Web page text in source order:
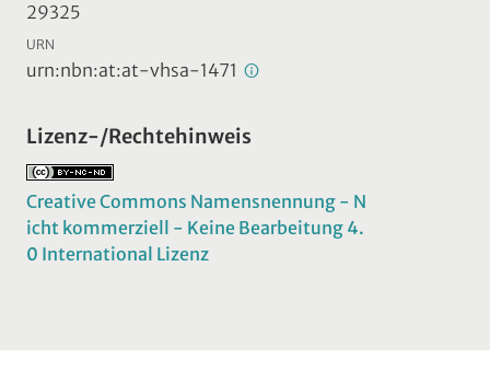
29325
URN
urn:nbn:at:at-vhsa-1471
Lizenz-/Rechtehinweis
Creative Commons Namensnennung - N
icht kommerziell - Keine Bearbeitung 4.
0 International Lizenz